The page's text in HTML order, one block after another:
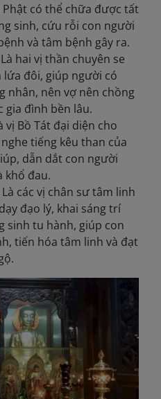
Phật có thể chữa được tất
sinh, cứu rỗi con người
và tâm bệnh gây ra.
Là hai vị thần chuyên se
đôi, giúp người có
nhân, nên vợ nên chồng
gia đình bền lâu.
vị Bồ Tát đại diện cho
tiếng kêu than của
dẫn dắt con người
khổ đau.
Là các vị chân sư tâm linh
đạo lý, khai sáng trí
sinh tu hành, giúp con
tiến hóa tâm linh và đạt